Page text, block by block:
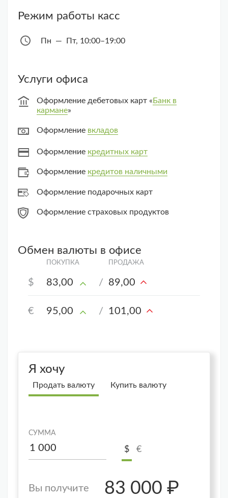
Режим работы касс
Пн — Пт, 10:00–19:00
Услуги офиса
Оформление дебетовых карт « Банк в
кармане»
Оформление вкладов
Оформление кредитных карт
Оформление кредитов наличными
Оформление подарочных карт
Оформление страховых продуктов
Обмен валюты в офисе
$ 83,00 / 89,00
€ 95,00 / 101,00
Я хочу
Продать валюту Купить валюту
СУММА
$ €
Вы получите 83 000 ₽